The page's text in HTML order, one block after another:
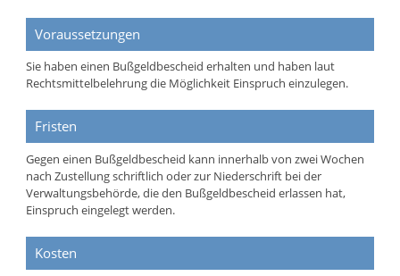
Voraussetzungen
Sie haben einen Bußgeldbescheid erhalten und haben laut
Rechtsmittelbelehrung die Möglichkeit Einspruch einzulegen.
Fristen
Gegen einen Bußgeldbescheid kann innerhalb von zwei Wochen
nach Zustellung schriftlich oder zur Niederschrift bei der
Verwaltungsbehörde, die den Bußgeldbescheid erlassen hat,
Einspruch eingelegt werden.
Kosten